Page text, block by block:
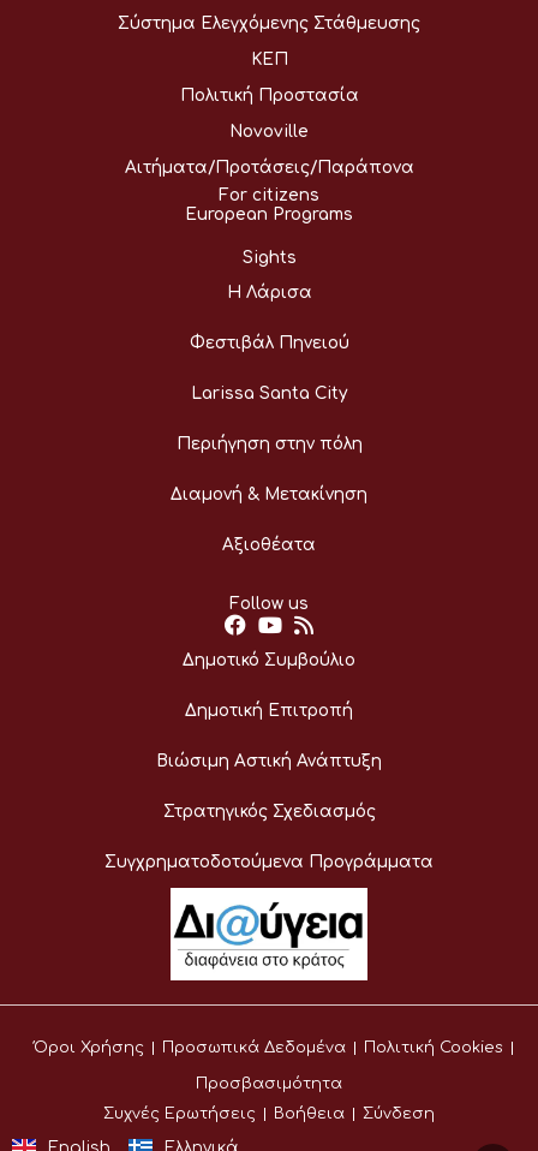
Σύστημα Ελεγχόμενης Στάθμευσης
ΚΕΠ
Πολιτική Προστασία
Novoville
Αιτήματα/Προτάσεις/Παράπονα
For citizens
European Programs
Sights
Η Λάρισα
Φεστιβάλ Πηνειού
Larissa Santa City
Περιήγηση στην πόλη
Διαμονή & Μετακίνηση
Αξιοθέατα
Follow us
Δημοτικό Συμβούλιο
Δημοτική Επιτροπή
Βιώσιμη Αστική Ανάπτυξη
Στρατηγικός Σχεδιασμός
Συγχρηματοδοτούμενα Προγράμματα
Όροι Χρήσης Προσωπικά Δεδομένα Πολιτική Cookies
Προσβασιμότητα
Συχνές Ερωτήσεις
Βοήθεια Σύνδεση